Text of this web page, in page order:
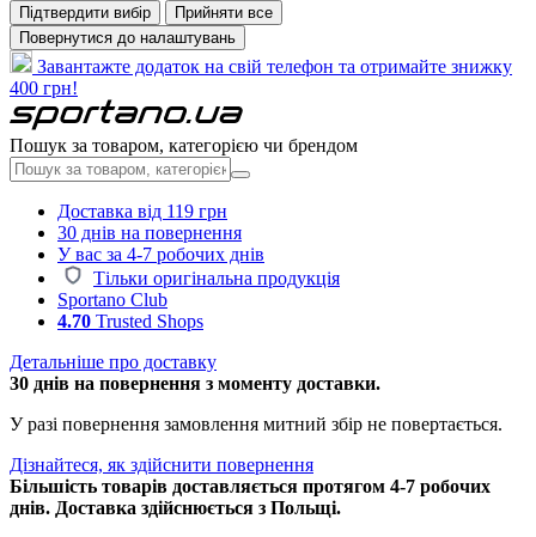
Підтвердити вибір
Прийняти все
Повернутися до налаштувань
Завантажте додаток на свій телефон та отримайте знижку
400 грн!
Пошук за товаром, категорією чи брендом
Доставка від 119 грн
30 днів на повернення
У вас за 4-7 робочих днів
Тільки оригінальна продукція
Sportano Club
4.70 Trusted Shops
Детальніше про доставку
30 днів на повернення з моменту доставки.
У разі повернення замовлення митний збір не повертається.
Дізнайтеся, як здійснити повернення
Більшість товарів доставляється протягом 4-7 робочих
днів. Доставка здійснюється з Польщі.